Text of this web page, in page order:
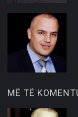
MË TË